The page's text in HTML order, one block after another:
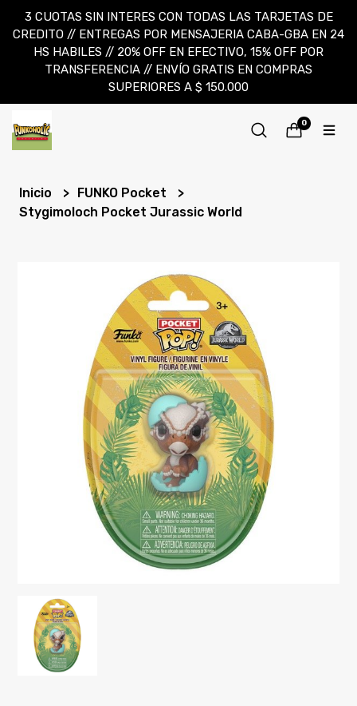
3 CUOTAS SIN INTERES CON TODAS LAS TARJETAS DE
CREDITO // ENTREGAS POR MENSAJERIA CABA-GBA EN 24
HS HABILES // 20% OFF EN EFECTIVO, 15% OFF POR
TRANSFERENCIA // ENVÍO GRATIS EN COMPRAS
SUPERIORES A $ 150.000
0
Inicio
FUNKO Pocket
Stygimoloch Pocket Jurassic World